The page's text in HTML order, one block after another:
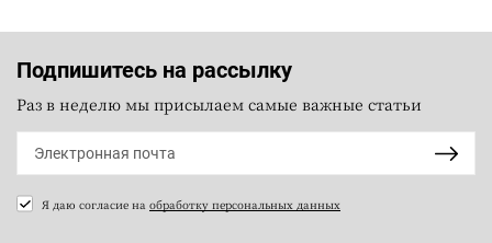
Подпишитесь на рассылку
Раз в неделю мы присылаем самые важные статьи
Я даю согласие на обработку персональных данных